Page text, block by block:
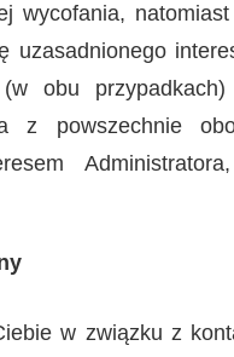
wycofania,
uzasadnionego
obu
z powszechnie
w związku z